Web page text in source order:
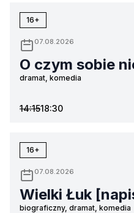
16+
07.08.2026
O czym sobie
dramat, komedia
14:1518:30
16+
07.08.2026
Wielki Łuk
biograficzny, dramat, komedia